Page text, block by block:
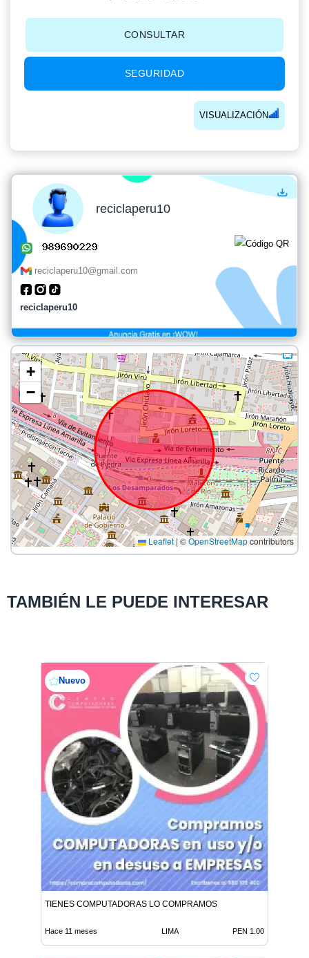
CONSULTAR
SEGURIDAD
VISUALIZACIÓN
reciclaperu10
reciclaperu10@gmail.com
reciclaperu10
+
−
Leaflet | ©OpenStreetMapcontributors
TAMBIÉN LE PUEDE INTERESAR
Nuevo
TIENES COMPUTADORAS LO COMPRAMOS
Hace 11 meses LIMA PEN 1.00